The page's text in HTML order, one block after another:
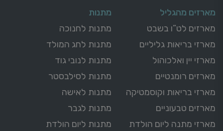
מארזים מהגליל
מארזים לט”ו בשבט
מארזי בריאות גליליים
מארזי יין ואלכוהול
מארזים רומנטיים
מארזי בריאות וקוסמטיקה
מארזים טבעוניים
מארזי מתנה ליום הולדת
מתנות
מתנות לחנוכה
מתנות לחג המולד
מתנות לנובי גוד
מתנות לסילבסטר
מתנות לאישה
מתנות לגבר
מתנות ליום הולדת